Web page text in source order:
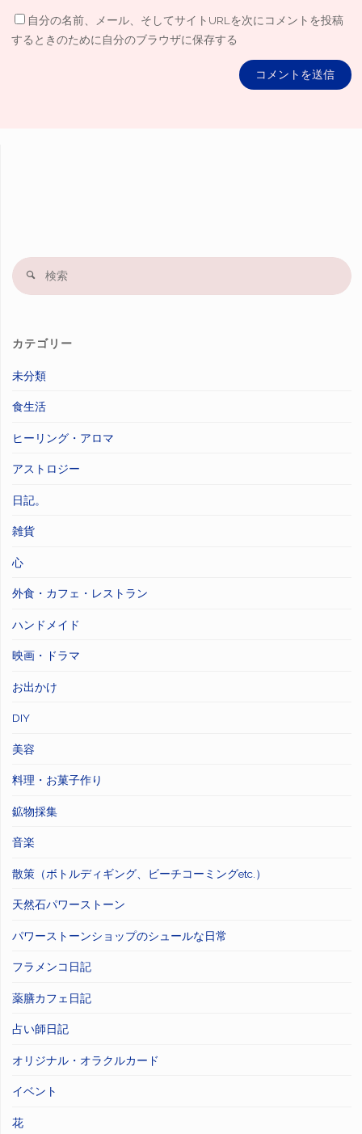
自分の名前、メール、そしてサイトURLを次にコメントを投稿
するときのために自分のブラウザに保存する
検
カテゴリー
未分類
食生活
ヒーリング・アロマ
アストロジー
日記。
雑貨
心
外食・カフェ・レストラン
ハンドメイド
映画・ドラマ
お出かけ
DIY
美容
料理・お菓子作り
鉱物採集
音楽
散策（ボトルディギング、ビーチコーミングetc.）
天然石パワーストーン
パワーストーンショップのシュールな日常
フラメンコ日記
薬膳カフェ日記
占い師日記
オリジナル・オラクルカード
イベント
花